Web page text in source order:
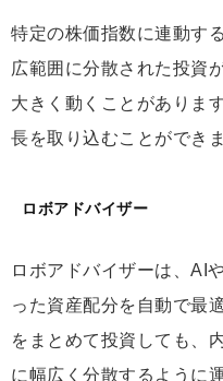
特定の株価指数に連動す
広範囲に分散された投資
大きく動くことがありま
長を取り込むことができま
ロボアドバイザー
ロボアドバイザーは、AI
った資産配分を自動で最
をまとめて投資しても、
に幅広く分散するように